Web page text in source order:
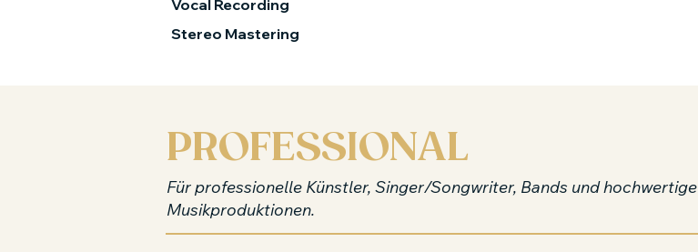
Vocal Recording
Stereo Mastering
PROFESSIONAL
Für professionelle Künstler, Singer/Songwriter, Bands und hochwertige
Musikproduktionen.